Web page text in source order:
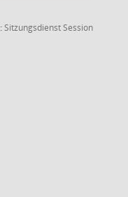
SitzungsdienstSession(Wird in